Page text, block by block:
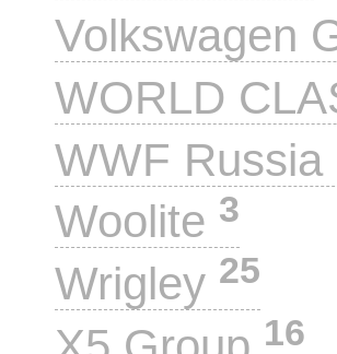
Volkswagen
WORLD
WWF Russia
Woolite 3
Wrigley 25
16